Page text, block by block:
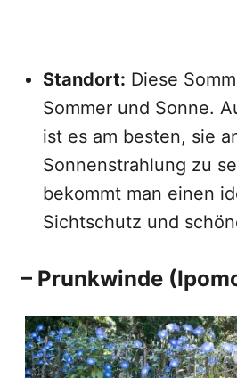
Standort: Diese
Sommer und Sonne.
ist es am besten, sie
Sonnenstrahlung zu
bekommt man einen
Sichtschutz und
– Prunkwinde